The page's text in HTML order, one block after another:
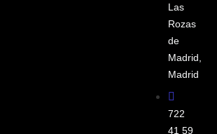
Las
Rozas
de
Madrid,
Madrid
722
41 59